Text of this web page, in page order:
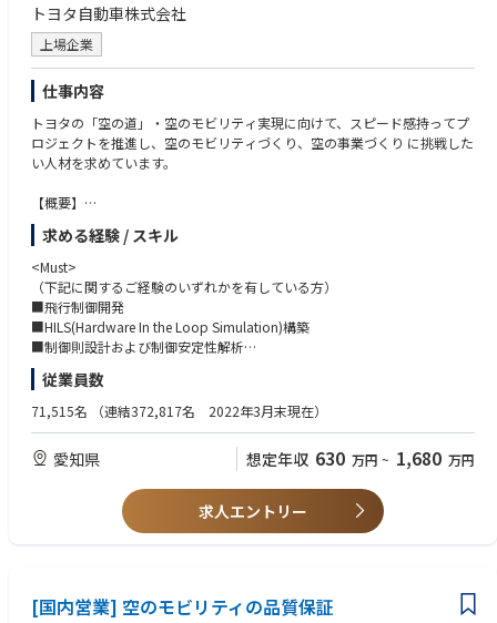
トヨタ自動車株式会社
上場企業
仕事内容
トヨタの「空の道」・空のモビリティ実現に向けて、スピード感持ってプ
ロジェクトを推進し、空のモビリティづくり、空の事業づくり に挑戦した
い人材を求めています。
【概要】
Joby社が開発するeVTOLの実用化に向けた協業を推進しています。航空
機開発・品質のつくり込みを学びながらトヨタの空モビリティを実現する
ことで、移動の距離と時間の感覚が変わるモビリティを提供していきま
す。
新たに空のモビリティとしてeVTOLという新しい選択肢が加わる未来
は、多くの人たちの生活をさらに豊かにしていくと期待されています。こ
のeVTOL開発には多くの企業が参画していることから、機体開発に加え、
に本腰を入れています。
今後社会的ニーズが高まる空のモビリティを世界に先駆けて実現するため
に、Joby社との開発・生産協業を推進することができる仕事です。
【詳細】
・Joby社が開発するeVTOLの型式認証取得、量産化に向けた協業
・構造や構成、挙動を模擬した基礎・信頼性評価
・航空機開発や整備など、空の経験のあるキャリアメンバーと、豊富な自
求める経験 / スキル
<Must>
（下記に関するご経験のいずれかを有している方）
■飛行制御開発
■HILS(Hardware In the Loop Simulation)構築
■制御則設計および制御安定性解析
■航空システムインテグレーション
■各種システム制御開発
■Tools (Matlab/Simulink, Python, GitHub)
<Want>
■飛行制御則・航空宇宙工学
■車両、航空機の自動運転開発経験、試験自働化
■ソフトウェア開発/DO-178
従業員数
71,515名 （連結372,817名 2022年3月末現在）
愛知県 想定年収 630 万円 ~ 1,680 万円
求人エントリー
[国内営業] 空のモビリティの品質保証